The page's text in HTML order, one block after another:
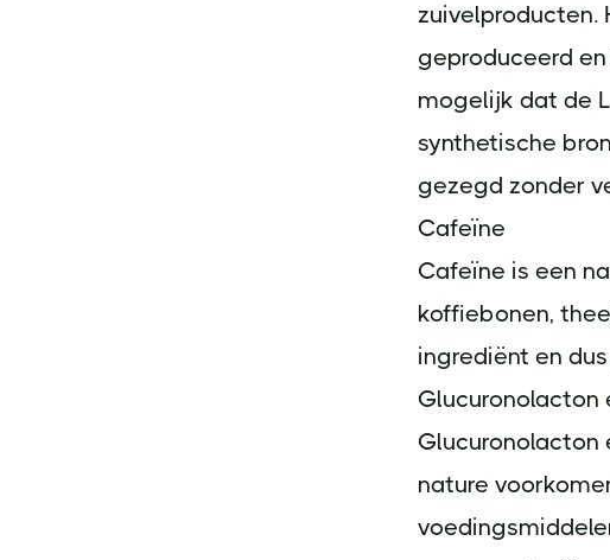
zuivelproducten.
geproduceerd
mogelijk dat de
synthetische
gezegd zonder
Cafeïne
Cafeïne is een
koffiebonen,
ingrediënt en
Glucuronolacton
Glucuronolacton
nature